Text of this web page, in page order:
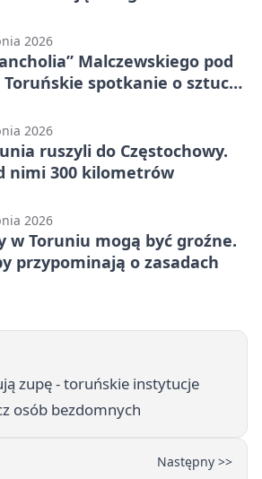
2026
Malczewskiego pod
Toruńskie spotkanie o sztuce i
2026
ruszyli do Częstochowy.
nimi 300 kilometrów
2026
w Toruniu mogą być groźne.
przypominają o zasadach
zupę - toruńskie instytucje
osób bezdomnych
Następny >>